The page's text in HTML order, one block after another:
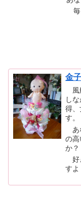
金
風
し
得、
す。
あ
の高
か？
好
すよ